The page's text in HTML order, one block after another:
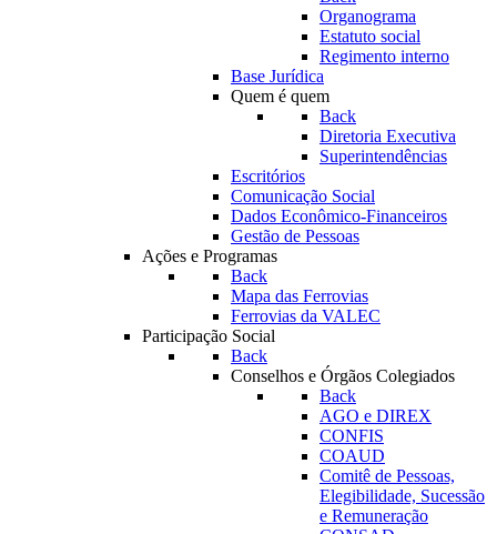
Organograma
Estatuto social
Regimento interno
Base Jurídica
Quem é quem
Back
Diretoria Executiva
Superintendências
Escritórios
Comunicação Social
Dados Econômico-Financeiros
Gestão de Pessoas
Ações e Programas
Back
Mapa das Ferrovias
Ferrovias da VALEC
Participação Social
Back
Conselhos e Órgãos Colegiados
Back
AGO e DIREX
CONFIS
COAUD
Comitê de Pessoas,
Elegibilidade, Sucessão
e Remuneração